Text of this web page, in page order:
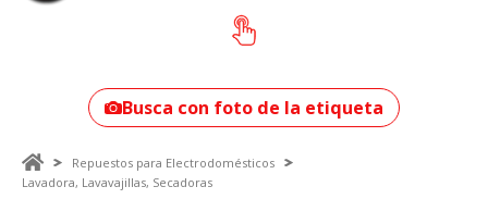
¿Cómo encontrar
tu modelo?
Busca con foto de la etiqueta
Repuestos para Electrodomésticos
Lavadora, Lavavajillas, Secadoras